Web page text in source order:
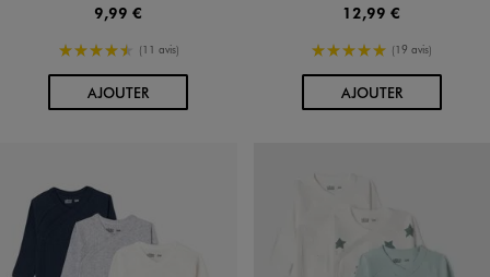
9,99 €
4.5/5 de moyenne
(11 avis)
AJOUTERAU PANIER
12,99 €
5/5 de moyenne
(19 avis)
AJOUTERAU PANIER